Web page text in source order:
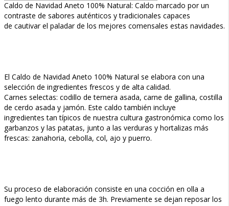
Caldo de Navidad Aneto 100% Natural: Caldo marcado por un
contraste de sabores auténticos y tradicionales capaces
de cautivar el paladar de los mejores comensales estas navidades.
El Caldo de Navidad Aneto 100% Natural se elabora con una
selección de ingredientes frescos y de alta calidad.
Carnes selectas: codillo de ternera asada, carne de gallina, costilla
de cerdo asada y jamón. Este caldo también incluye
ingredientes tan típicos de nuestra cultura gastronómica como los
garbanzos y las patatas, junto a las verduras y hortalizas más
frescas: zanahoria, cebolla, col, ajo y puerro.
Su proceso de elaboración consiste en una cocción en olla a
fuego lento durante más de 3h. Previamente se dejan reposar los